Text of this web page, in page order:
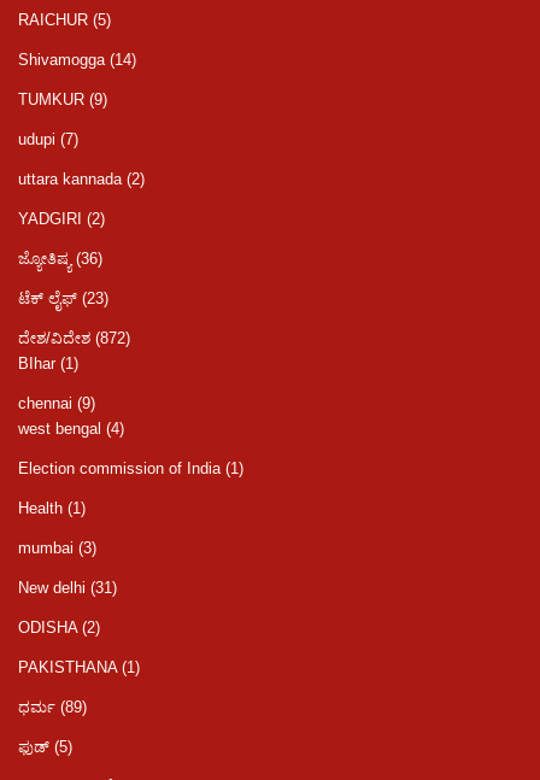
RAICHUR (5)
Shivamogga (14)
TUMKUR (9)
udupi (7)
uttara kannada (2)
YADGIRI (2)
ಜ್ಯೋತಿಷ್ಯ (36)
ಟೆಕ್ ಲೈಫ್ (23)
ದೇಶ/ವಿದೇಶ (872)
BIhar (1)
chennai (9)
west bengal (4)
Election commission of India (1)
Health (1)
mumbai (3)
New delhi (31)
ODISHA(2)
PAKISTHANA(1)
ಧರ್ಮ (89)
ಫುಡ್​​ (5)